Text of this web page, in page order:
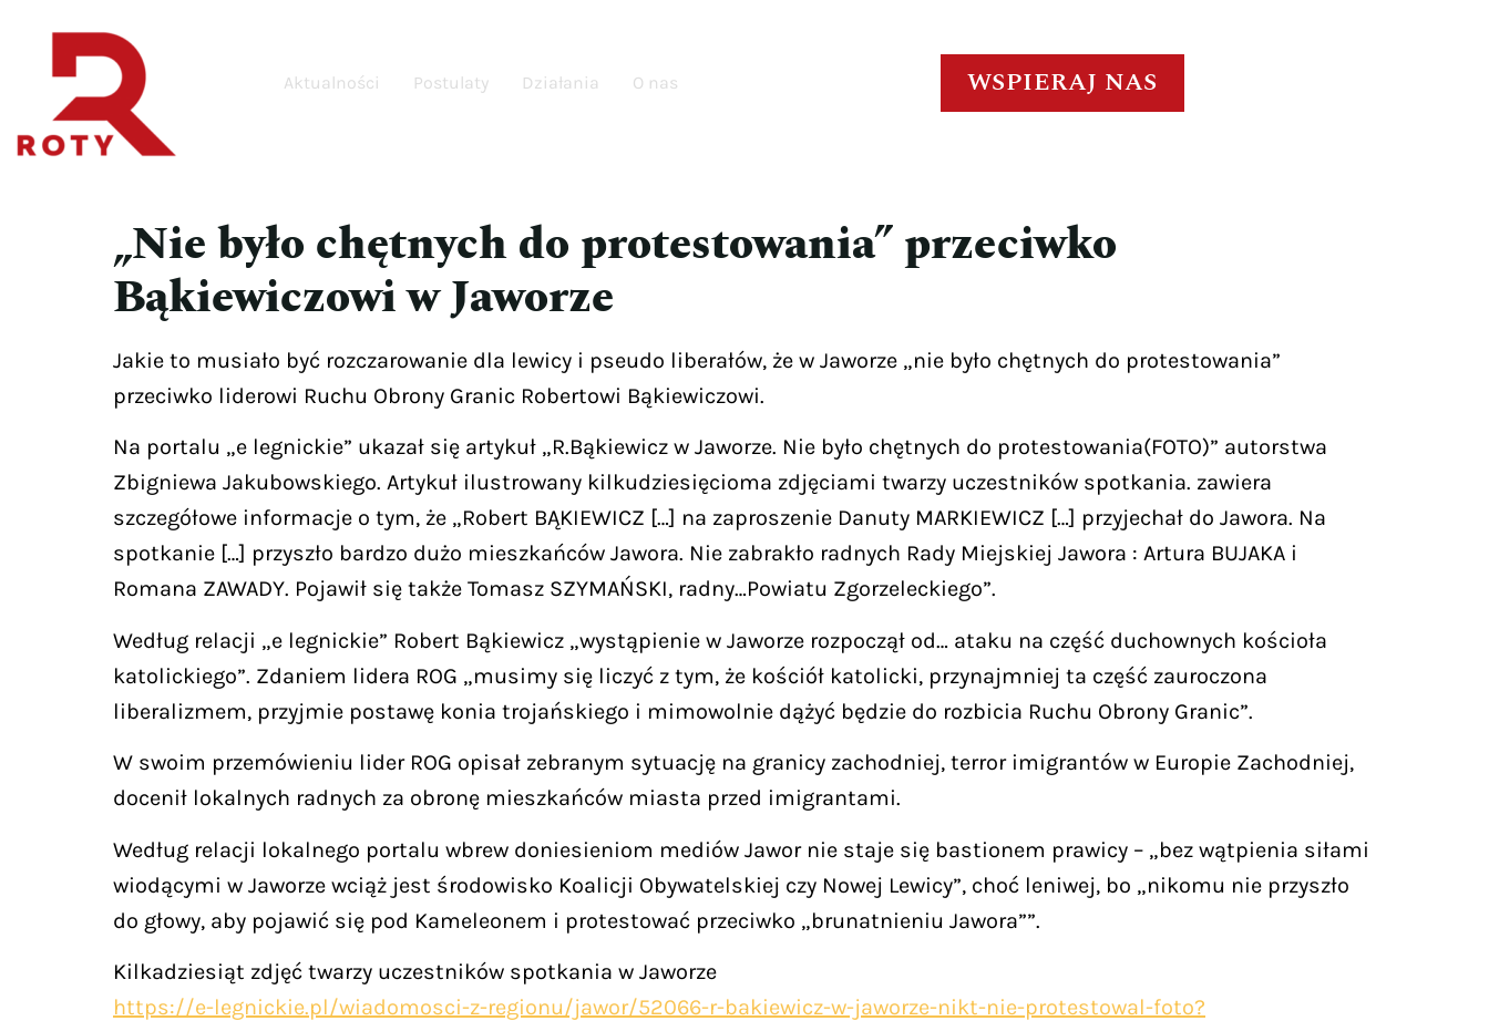
Aktualności Postulaty Działania O nas WSPIERAJ NAS
„Nie było chętnych do protestowania” przeciwko
Bąkiewiczowi w Jaworze
Jakie to musiało być rozczarowanie dla lewicy i pseudo liberałów, że w Jaworze „nie było chętnych do protestowania”
przeciwko liderowi Ruchu Obrony Granic Robertowi Bąkiewiczowi.
Na portalu „e legnickie” ukazał się artykuł „R.Bąkiewicz w Jaworze. Nie było chętnych do protestowania(FOTO)” autorstwa
Zbigniewa Jakubowskiego. Artykuł ilustrowany kilkudziesięcioma zdjęciami twarzy uczestników spotkania. zawiera
szczegółowe informacje o tym, że „Robert BĄKIEWICZ […] na zaproszenie Danuty MARKIEWICZ […] przyjechał do Jawora. Na
spotkanie […] przyszło bardzo dużo mieszkańców Jawora. Nie zabrakło radnych Rady Miejskiej Jawora : Artura BUJAKA i
Romana ZAWADY. Pojawił się także Tomasz SZYMAŃSKI, radny…Powiatu Zgorzeleckiego”.
Według relacji „e legnickie” Robert Bąkiewicz „wystąpienie w Jaworze rozpoczął od… ataku na część duchownych kościoła
katolickiego”. Zdaniem lidera ROG „musimy się liczyć z tym, że kościół katolicki, przynajmniej ta część zauroczona
liberalizmem, przyjmie postawę konia trojańskiego i mimowolnie dążyć będzie do rozbicia Ruchu Obrony Granic”.
W swoim przemówieniu lider ROG opisał zebranym sytuację na granicy zachodniej, terror imigrantów w Europie Zachodniej,
docenił lokalnych radnych za obronę mieszkańców miasta przed imigrantami.
Według relacji lokalnego portalu wbrew doniesieniom mediów Jawor nie staje się bastionem prawicy – „bez wątpienia siłami
wiodącymi w Jaworze wciąż jest środowisko Koalicji Obywatelskiej czy Nowej Lewicy”, choć leniwej, bo „nikomu nie przyszło
do głowy, aby pojawić się pod Kameleonem i protestować przeciwko „brunatnieniu Jawora””.
Kilkadziesiąt zdjęć twarzy uczestników spotkania w Jaworze
https://e-legnickie.pl/wiadomosci-z-regionu/jawor/52066-r-bakiewicz-w-jaworze-nikt-nie-protestowal-foto?